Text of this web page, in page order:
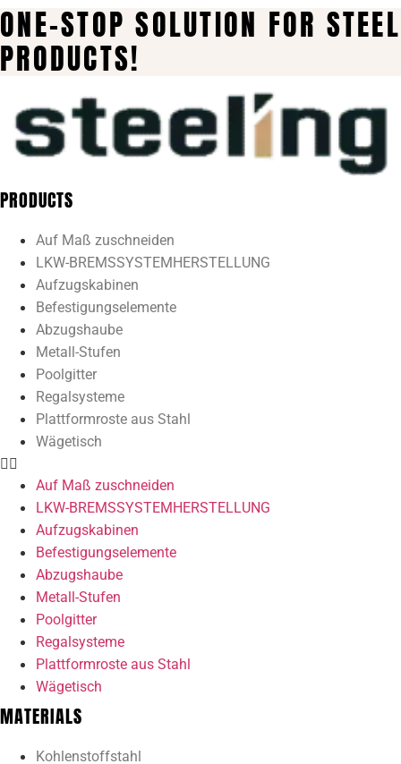
ONE-STOP SOLUTION FOR STEEL
PRODUCTS!
PRODUCTS
Auf Maß zuschneiden
LKW-BREMSSYSTEMHERSTELLUNG
Aufzugskabinen
Befestigungselemente
Abzugshaube
Metall-Stufen
Poolgitter
Regalsysteme
Plattformroste aus Stahl
Wägetisch
Auf Maß zuschneiden
LKW-BREMSSYSTEMHERSTELLUNG
Aufzugskabinen
Befestigungselemente
Abzugshaube
Metall-Stufen
Poolgitter
Regalsysteme
Plattformroste aus Stahl
Wägetisch
MATERIALS
Kohlenstoffstahl